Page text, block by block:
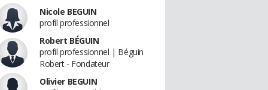
Nicole BEGUIN
profil professionnel
Robert BÉGUIN
profil professionnel | Béguin
Robert - Fondateur
Olivier BEGUIN